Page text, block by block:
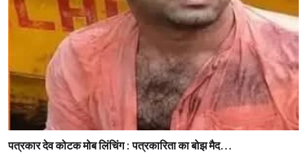
पत्रकार देव कोटक मोब लिंचिंग : पत्रकारिता का बोझ मैद...